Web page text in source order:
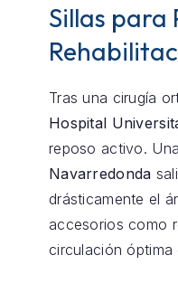
Sillas
Tras una cirugía
Hospital
reposo activo.
Navarredonda
drásticamente el
accesorios como
circulación